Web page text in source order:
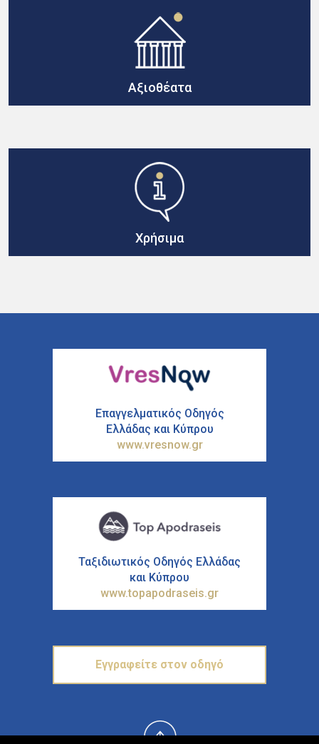
Αξιοθέατα
Χρήσιμα
Επαγγελματικός Οδηγός
Ελλάδας και Κύπρου
www.vresnow.gr
Ταξιδιωτικός Οδηγός Ελλάδας
και Κύπρου
www.topapodraseis.gr
Εγγραφείτε στον οδηγό